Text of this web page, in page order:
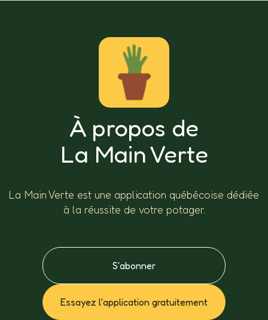
À propos de
La Main Verte
La Main Verte est une application québécoise dédiée
à la réussite de votre potager.
S'abonner
Essayez l'application gratuitement